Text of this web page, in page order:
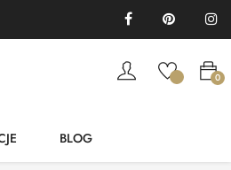
FacebookPinterest
0
BLOG